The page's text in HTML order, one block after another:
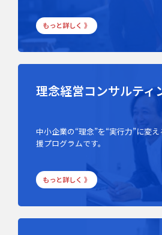
もっと詳しく 》
理念経営コンサルティ
中小企業の“理念”を“実行力”に変
援プログラムです。
もっと詳しく 》